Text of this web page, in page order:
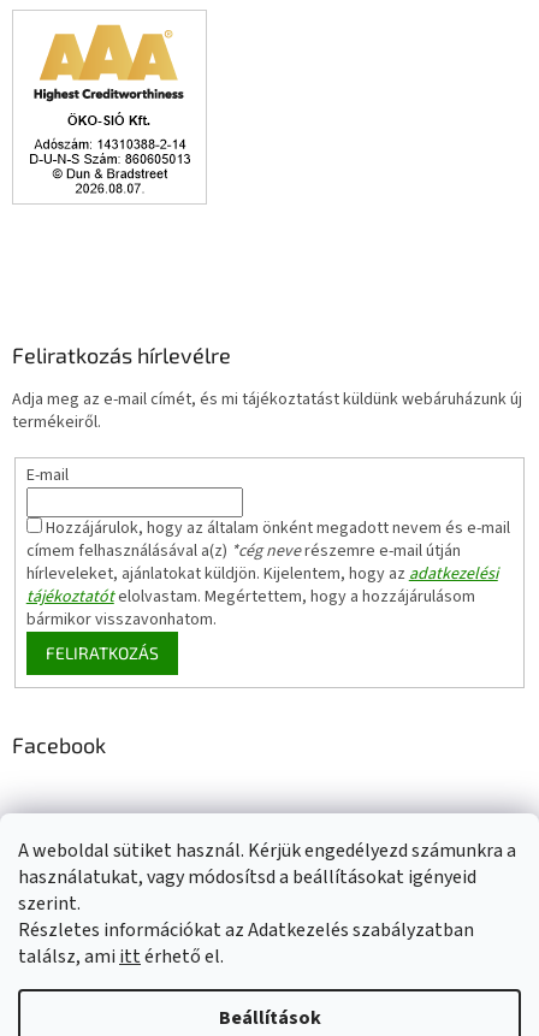
A weboldal sütiket használ. Kérjük engedélyezd számunkra a
használatukat, vagy módosítsd a beállításokat igényeid
szerint.
Részletes információkat az Adatkezelés szabályzatban
találsz, ami ittérhető el.
Beállítások
Feliratkozás hírlevélre
Adja meg az e-mail címét, és mi tájékoztatást küldünk webáruházunk új
termékeiről.
E-mail
Hozzájárulok, hogy az általam önként megadott nevem és e-mail
címem felhasználásával a(z) *cég neverészemre e-mail útján
hírleveleket, ajánlatokat küldjön. Kijelentem, hogy az adatkezelési
tájékoztatótelolvastam. Megértettem, hogy a hozzájárulásom
bármikor visszavonhatom.
FELIRATKOZÁS
Facebook
Adatkezelési tájékoztató Elérhetőségeink Impresszum
Üzleti feltételek (ÁSZF) Jótállási tájékoztató
Shoptet készítette